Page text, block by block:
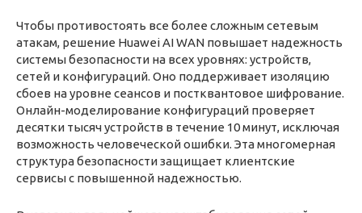
Чтобы противостоять все более сложным сетевым
атакам, решение Huawei AI WAN повышает надежность
системы безопасности на всех уровнях: устройств,
сетей и конфигураций. Оно поддерживает изоляцию
сбоев на уровне сеансов и постквантовое шифрование.
Онлайн-моделирование конфигураций проверяет
десятки тысяч устройств в течение 10 минут, исключая
возможность человеческой ошибки. Эта многомерная
структура безопасности защищает клиентские
сервисы с повышенной надежностью.